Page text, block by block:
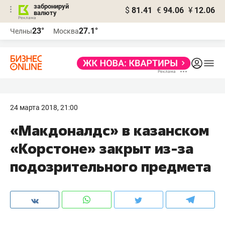
забронируй
валюту
$ 81.41 € 94.06 ¥ 12.06
Челны23° Москва27.1°
24 марта 2018, 21:00
«Макдоналдс» в казанском
«Корстоне» закрыт из-за
подозрительного предмета